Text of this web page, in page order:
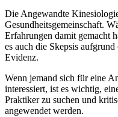
Die Angewandte
Gesundheitsgemeinschaft.
Erfahrungen damit gemacht
es auch die Skepsis
Evidenz.
Wenn jemand sich für eine
interessiert, ist es wichtig,
Praktiker zu suchen und
angewendet werden.